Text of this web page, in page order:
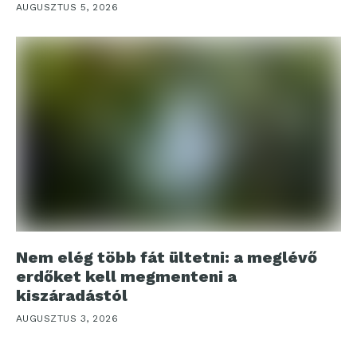
AUGUSZTUS 5, 2026
Nem elég több fát ültetni: a meglévő
erdőket kell megmenteni a
kiszáradástól
AUGUSZTUS 3, 2026